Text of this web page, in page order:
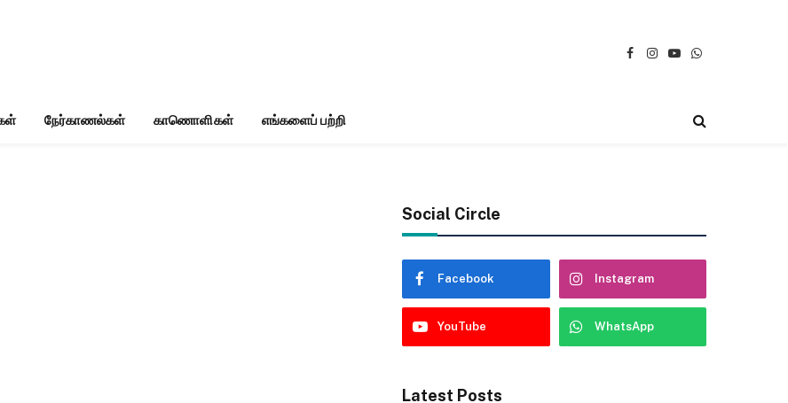
Facebook
Instagram
YouTubeWhatsApp
நேர்காணல்கள் காணொளிகள் எங்களைப் பற்றி
Social Circle
Facebook Instagram
YouTube WhatsApp
Latest Posts